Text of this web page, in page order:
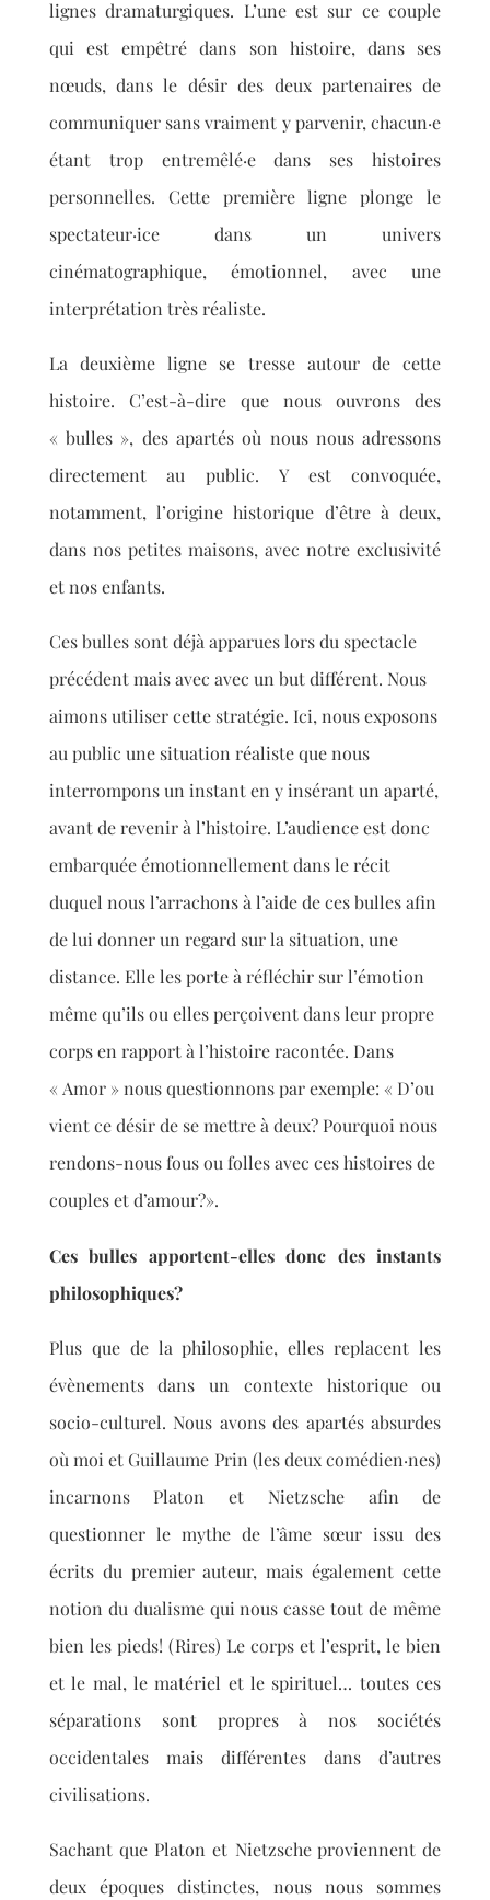
lignes dramaturgiques. L’une est sur ce couple
qui est empêtré dans son histoire, dans ses
nœuds, dans le désir des deux partenaires de
communiquer sans vraiment y parvenir, chacun·e
étant trop entremêlé·e dans ses histoires
personnelles. Cette première ligne plonge le
spectateur·ice dans un univers
cinématographique, émotionnel, avec une
interprétation très réaliste.
La deuxième ligne se tresse autour de cette
histoire. C’est-à-dire
que nous ouvrons des
« bulles », des apartés où nous nous adressons
directement au public. Y est convoquée,
notamment, l’origine historique d’être à deux,
dans nos petites maisons, avec notre exclusivité
et nos enfants.
Ces bulles sont déjà apparues lors du spectacle
précédent mais avec avec un but différent. Nous
aimons utiliser cette stratégie. Ici, nous exposons
au public une situation réaliste que nous
interrompons un instant en y insérant un aparté,
avant de revenir à l’histoire. L’audienceest donc
embarquée émotionnellement dans le récit
duquel nous l’arrachons à l’aide de ces bulles afin
de lui donner un regard sur la situation, une
distance. Elle les porte à réfléchir sur l’émotion
même qu’ils ou elles perçoivent dans leur propre
corps en rapport à l’histoire racontée. Dans
« Amor » nous questionnons par exemple: « D’ou
vient ce désir de se mettre à deux? Pourquoi nous
rendons-nous fous ou folles avec ces histoires de
couples et d’amour?».
Ces bulles apportent-elles donc des instants
philosophiques?
Plus que de la philosophie, elles replacent les
évènements dans un contexte historique ou
socio-culturel. Nous avons des apartés absurdes
où moi et Guillaume Prin (les deux comédien·nes)
incarnons Platon et Nietzsche afin de
questionner le mythe de l’âme sœur issu des
écrits du premier auteur, mais également cette
notion du dualisme qui nous casse tout de même
bien les pieds! (Rires) Le corps et l’esprit, le bien
et le mal, le matériel et le spirituel… toutes ces
séparations sont propres à nos sociétés
occidentales mais différentes dans d’autres
civilisations.
Sachant que Platon et Nietzsche proviennent de
deux époques distinctes, nous nous sommes